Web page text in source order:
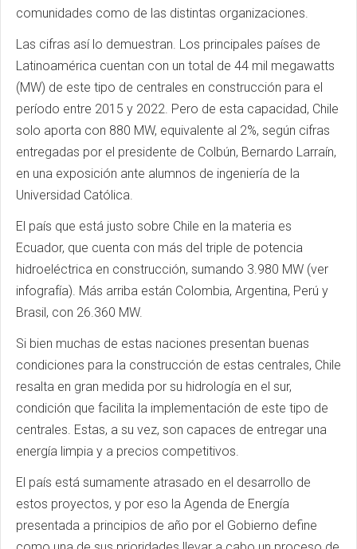
comunidades como de las distintas organizaciones.
Las cifras así lo demuestran. Los principales países de
Latinoamérica cuentan con un total de 44 mil megawatts
(MW) de este tipo de centrales en construcción para el
período entre 2015 y 2022. Pero de esta capacidad, Chile
solo aporta con 880 MW, equivalente al 2%, según cifras
entregadas por el presidente de Colbún, Bernardo Larraín,
en una exposición ante alumnos de ingeniería de la
Universidad Católica.
El país que está justo sobre Chile en la materia es
Ecuador, que cuenta con más del triple de potencia
hidroeléctrica en construcción, sumando 3.980 MW (ver
infografía). Más arriba están Colombia, Argentina, Perú y
Brasil, con 26.360 MW.
Si bien muchas de estas naciones presentan buenas
condiciones para la construcción de estas centrales, Chile
resalta en gran medida por su hidrología en el sur,
condición que facilita la implementación de este tipo de
centrales. Estas, a su vez, son capaces de entregar una
energía limpia y a precios competitivos.
El país está sumamente atrasado en el desarrollo de
estos proyectos, y por eso la Agenda de Energía
presentada a principios de año por el Gobierno define